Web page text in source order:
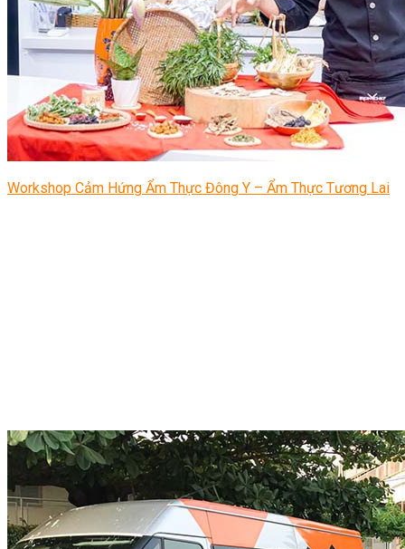
Workshop Cảm Hứng Ẩm Thực Đông Y – Ẩm Thực Tương Lai